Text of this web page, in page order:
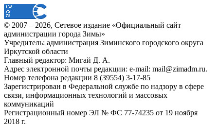
© 2007 – 2026, Сетевое издание «Официальный сайт
администрации города Зимы»
Учредитель: администрация Зиминского городского округа
Иркутской области
Главный редактор: Мигай Д. А.
Адрес электронной почты редакции: e-mail: mail@zimadm.ru.
Номер телефона редакции 8 (39554) 3-17-85
Зарегистрирован в Федеральной службе по надзору в сфере
связи, информационных технологий и массовых
коммуникаций
Регистрационный номер ЭЛ № ФС 77-74235 от 19 ноября
2018 г.